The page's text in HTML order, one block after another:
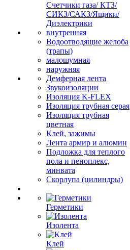
Счетчики газа/ КТЗ/
СИКЗ/САКЗ/Ящики/
Диэлектрики
внутренняя
Водоотводящие желоба
(трапы)
малошумная
наружняя
Демферная лента
Звукоизоляции
Изоляция K-FLEX
Изоляция трубная серая
Изоляция трубная
цветная
Клей, зажимы
Лента армир и алюмин
Подложка для теплого
пола и пеноплекс,
минвата
Скорлупа (цилиндры)
Герметики
Изолента
Клей